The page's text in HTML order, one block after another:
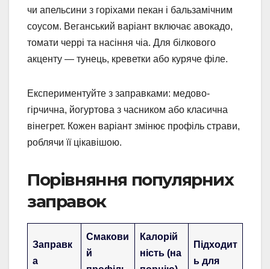
чи апельсини з горіхами пекан і бальзамічним
соусом. Веганський варіант включає авокадо,
томати черрі та насіння чіа. Для білкового
акценту — тунець, креветки або куряче філе.
Експериментуйте з заправками: медово-
гірчична, йогуртова з часником або класична
вінегрет. Кожен варіант змінює профіль страви,
роблячи її цікавішою.
Порівняння популярних
заправок
Заправк
а
Смакови
й
Калорій
ність (на
Підходит
ь для